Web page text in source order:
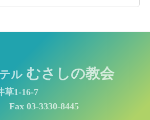
ル むさしの教会
草1-16-7
Fax 03-3330-8445